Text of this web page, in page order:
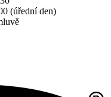
(úřední den)